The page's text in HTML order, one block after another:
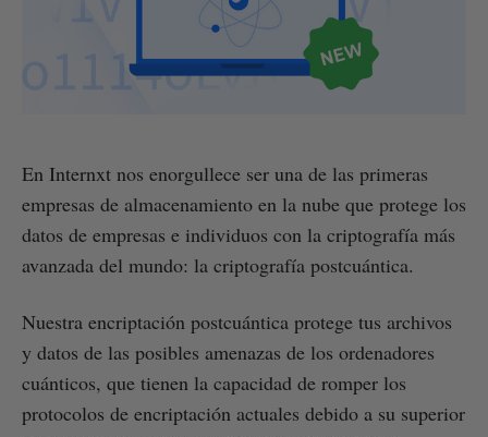
En Internxt nos enorgullece ser una de las primeras
empresas de almacenamiento en la nube que protege los
datos de empresas e individuos con la criptografía más
avanzada del mundo: la criptografía postcuántica.
Nuestra encriptación postcuántica protege tus archivos
y datos de las posibles amenazas de los ordenadores
cuánticos, que tienen la capacidad de romper los
protocolos de encriptación actuales debido a su superior